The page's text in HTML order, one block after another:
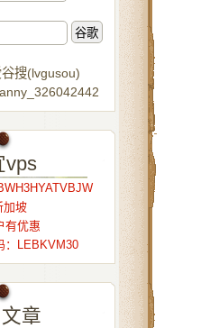
搜(lvgusou)
vps
加坡
有优惠
：LEBKVM30
章